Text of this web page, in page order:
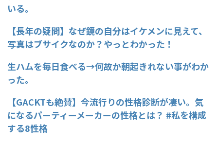
いる。
【長年の疑問】なぜ鏡の自分はイケメンに見えて、
写真はブサイクなのか？やっとわかった！
生ハムを毎日食べる→何故か朝起きれない事がわか
った。
【GACKTも絶賛】今流行りの性格診断が凄い。気
になるパーティーメーカーの性格とは？ #私を構成
する8性格